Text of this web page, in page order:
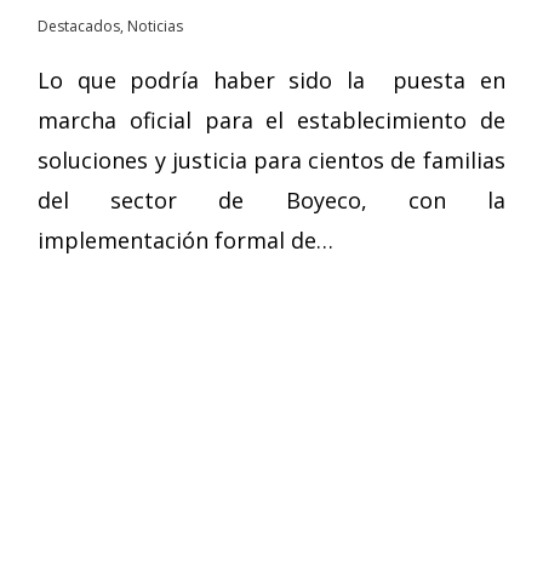
Destacados, Noticias
Lo que podría haber sido la puesta en
marcha oficial para el establecimiento de
soluciones y justicia para cientos de familias
del sector de Boyeco, con la
implementación formal de…